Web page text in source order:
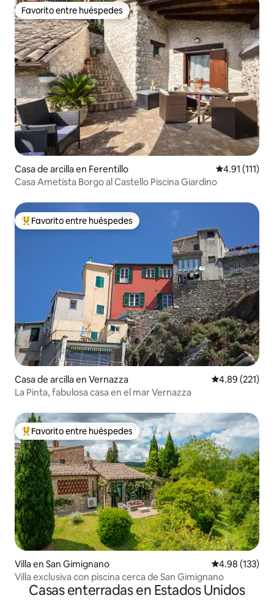
Favorito entre huéspedes
Favorito entre huéspedes
Casa de arcilla en Ferentillo Calificación
4.91 (111)
Casa Ametista Borgo al Castello Piscina Giardino
De los mejores en Favorito entre huéspedes
Favorito entre huéspedes
Casa de arcilla en Vernazza Calificación
4.89 (221)
La Pinta, fabulosa casa en el mar Vernazza
De los mejores en Favorito entre huéspedes
Favorito entre huéspedes
Villa en San Gimignano Calificación
4.98 (133)
Villa exclusiva con piscina cerca de San Gimignano
Casas enterradas en Estados Unidos